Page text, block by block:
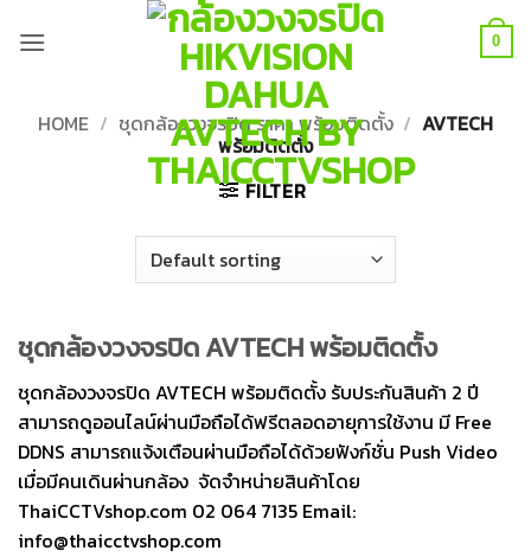
0
HOME / ชุดกล้องวงจรปิด ราคา พร้อมติดตั้ง / AVTECH
พร้อมติดตั้ง
FILTER
ชุดกล้องวงจรปิด AVTECH พร้อมติดตั้ง
ชุดกล้องวงจรปิด AVTECH พร้อมติดตั้ง รับประกันสินค้า 2 ปี
สามารถดูออนไลน์ผ่านมือถือได้ฟรีตลอดอายุการใช้งาน มี Free
DDNS สามารถแจ้งเตือนผ่านมือถือได้ด้วยฟังก์ชั่น Push Video
เมื่อมีคนเดินผ่านกล้อง จัดจำหน่ายสินค้าโดย
ThaiCCTVshop.com 02 064 7135 Email:
info@thaicctvshop.com